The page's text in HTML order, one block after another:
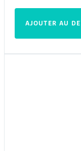
AJOUTER AU